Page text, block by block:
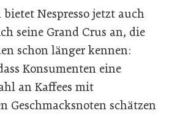
Nespresso jetzt auch
seine Grand Crus an, die
schon länger kennen:
Konsumenten eine
an Kaffees mit
Geschmacksnoten schätzen